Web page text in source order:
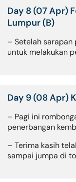
Day 8 (07 Apr)
Lumpur (B)
– Setelah sarapan
untuk melakukan
Day 9 (08 Apr)
– Pagi ini
penerbangan
– Terima kasih
sampai jumpa di